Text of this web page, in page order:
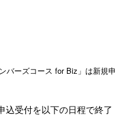
バーズコース for Biz」は新規申
込受付を以下の日程で終了